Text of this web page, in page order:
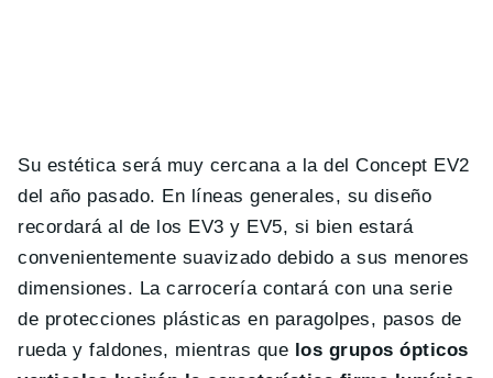
Su estética será muy cercana a la del Concept EV2
del año pasado. En líneas generales, su diseño
recordará al de los EV3 y EV5, si bien estará
convenientemente suavizado debido a sus menores
dimensiones. La carrocería contará con una serie
de protecciones plásticas en paragolpes, pasos de
rueda y faldones, mientras que los grupos ópticos